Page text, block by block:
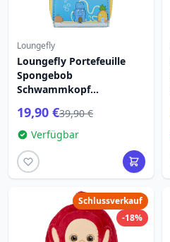
Loungefly
Loungefly Portefeuille
Spongebob
Schwammkopf
19,90 €39,90 €
Verfügbar
Schlussverkauf
-18%